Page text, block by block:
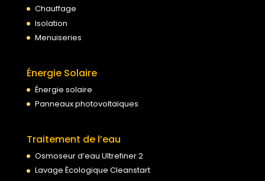
Chauffage
Isolation
Menuiseries
Énergie Solaire
Énergie solaire
Panneaux photovoltaïques
Traitement de l’eau
Osmoseur d’eau Ultrefiner 2
Lavage Écologique Cleanstart